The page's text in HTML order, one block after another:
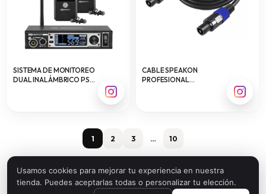
SISTEMA DE MONITOREO
DUAL INALÁMBRICO PSG
CABLE SPEAKON
PROFESIONAL
1 2 3 … 10
Usamos cookies para mejorar tu experiencia en nuestra
tienda. Puedes aceptarlas todas o personalizar tu elección.